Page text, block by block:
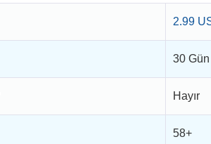
2.99
30 Gün
Hayır
58+